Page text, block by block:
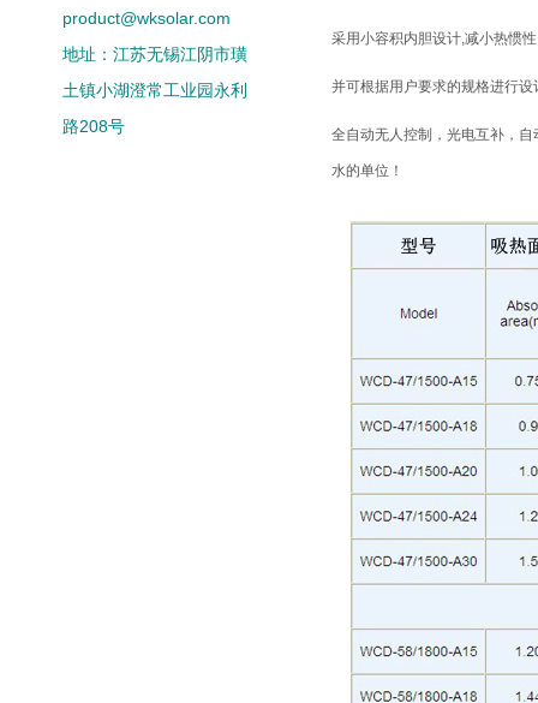
product@wksolar.com
地址：江苏无锡江阴市璜
土镇小湖澄常工业园永利
路208号
采用小容积内胆设计,减小热惯
并可根据用户要求的规格进行设
全自动无人控制，光电互补，
水的单位！